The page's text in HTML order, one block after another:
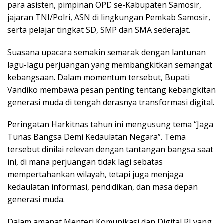
para asisten, pimpinan OPD se-Kabupaten Samosir,
jajaran TNI/Polri, ASN di lingkungan Pemkab Samosir,
serta pelajar tingkat SD, SMP dan SMA sederajat.
Suasana upacara semakin semarak dengan lantunan
lagu-lagu perjuangan yang membangkitkan semangat
kebangsaan. Dalam momentum tersebut, Bupati
Vandiko membawa pesan penting tentang kebangkitan
generasi muda di tengah derasnya transformasi digital.
Peringatan Harkitnas tahun ini mengusung tema “Jaga
Tunas Bangsa Demi Kedaulatan Negara”. Tema
tersebut dinilai relevan dengan tantangan bangsa saat
ini, di mana perjuangan tidak lagi sebatas
mempertahankan wilayah, tetapi juga menjaga
kedaulatan informasi, pendidikan, dan masa depan
generasi muda.